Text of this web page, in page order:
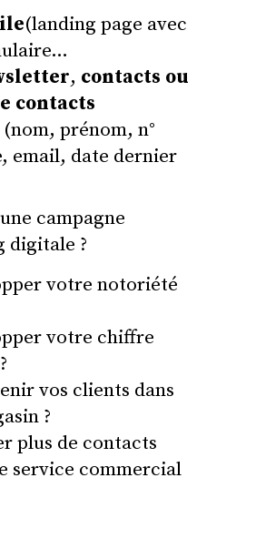
(landing page avec
, contacts ou
contacts
(nom, prénom, n°
email, date dernier
campagne
digitale ?
votre notoriété
votre chiffre
vos clients dans
?
plus de contacts
service commercial